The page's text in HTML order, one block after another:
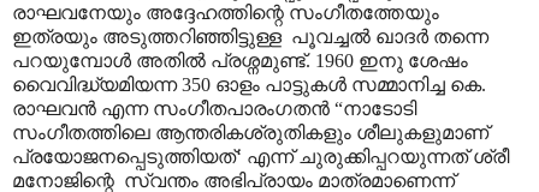
രാഘവനേയും അദ്ദേഹത്തിന്റെ സംഗീതത്തേയും
ഇത്രയും അടുത്തറിഞ്ഞിട്ടുള്ള പൂവച്ചൽ ഖാദർ തന്നെ
പറയുമ്പോൾ അതിൽ പ്രശ്നമുണ്ട്. 1960 ഇനു ശേഷം
വൈവിദ്ധ്യമിയന്ന 350 ഓളം പാട്ടുകൾ സമ്മാനിച്ച കെ.
രാഘവൻ എന്ന സംഗീതപാരംഗതൻ “നാടോടി
സംഗീതത്തിലെ ആന്തരികശ്രുതികളും ശീലുകളുമാണ്
പ്രയോജനപ്പെടുത്തിയത്‘ എന്ന് ചുരുക്കിപ്പറയുന്നത് ശ്രീ
മനോജിന്റെ സ്വന്തം അഭിപ്രായം മാത്രമാണെന്ന്